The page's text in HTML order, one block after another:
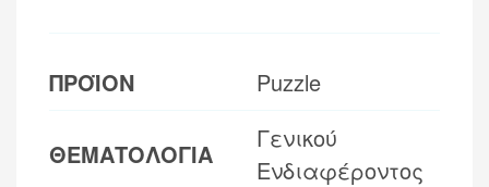
ΠΡΟΪΟΝ Puzzle
ΘΕΜΑΤΟΛΟΓΙΑ
Γενικού
Ενδιαφέροντος